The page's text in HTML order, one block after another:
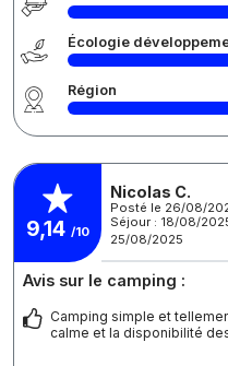
Écologie
Région
9,14 /10
Nicolas C.
Posté le 26/08/
Séjour : 18/08/
25/08/2025
Avis sur le camping :
Camping simple et
calme et la disponibilité